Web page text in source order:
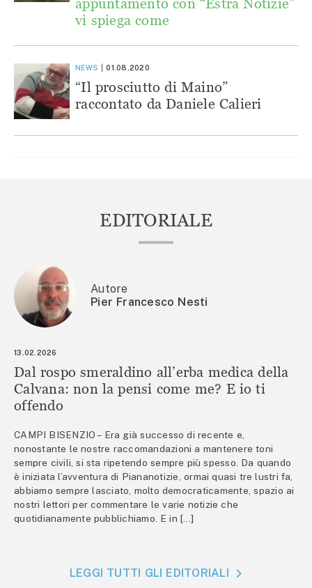
appuntamento con “Estra Notizie”
vi spiega come
NEWS 01.08.2020
“Il prosciutto di Maino”
raccontato da Daniele Calieri
EDITORIALE
Autore
Pier Francesco Nesti
13.02.2026
Dal rospo smeraldino all’erba medica della
Calvana: non la pensi come me? E io ti
offendo
CAMPI BISENZIO – Era già successo di recente e,
nonostante le nostre raccomandazioni a mantenere toni
sempre civili, si sta ripetendo sempre più spesso. Da quando
è iniziata l’avventura di Piananotizie, ormai quasi tre lustri fa,
abbiamo sempre lasciato, molto democraticamente, spazio ai
nostri lettori per commentare le varie notizie che
quotidianamente pubblichiamo. E in […]
LEGGI TUTTI GLI EDITORIALI